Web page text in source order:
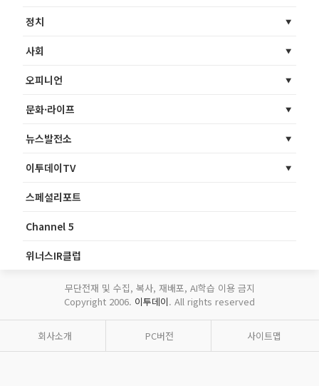
정치
사회
오피니언
문화·라이프
뉴스발전소
이투데이TV
스페셜리포트
Channel 5
위너스IR클럽
무단전재 및 수집, 복사, 재배포, AI학습 이용 금지
Copyright 2006. 이투데이. All rights reserved
회사소개 PC버전 사이트맵